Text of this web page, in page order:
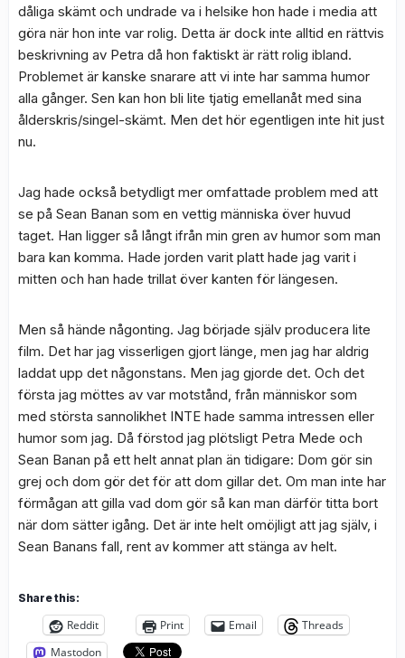
dåliga skämt och undrade va i helsike hon hade i media att
göra när hon inte var rolig. Detta är dock inte alltid en rättvis
beskrivning av Petra då hon faktiskt är rätt rolig ibland.
Problemet är kanske snarare att vi inte har samma humor
alla gånger. Sen kan hon bli lite tjatig emellanåt med sina
ålderskris/singel-skämt. Men det hör egentligen inte hit just
nu.
Jag hade också betydligt mer omfattade problem med att
se på Sean Banan som en vettig människa över huvud
taget. Han ligger så långt ifrån min gren av humor som man
bara kan komma. Hade jorden varit platt hade jag varit i
mitten och han hade trillat över kanten för längesen.
Men så hände någonting. Jag började själv producera lite
film. Det har jag visserligen gjort länge, men jag har aldrig
laddat upp det någonstans. Men jag gjorde det. Och det
första jag möttes av var motstånd, från människor som
med största sannolikhet INTE hade samma intressen eller
humor som jag. Då förstod jag plötsligt Petra Mede och
Sean Banan på ett helt annat plan än tidigare: Dom gör sin
grej och dom gör det för att dom gillar det. Om man inte har
förmågan att gilla vad dom gör så kan man därför titta bort
när dom sätter igång. Det är inte helt omöjligt att jag själv, i
Sean Banans fall, rent av kommer att stänga av helt.
Share this:
Reddit Print Email
Threads
Mastodon